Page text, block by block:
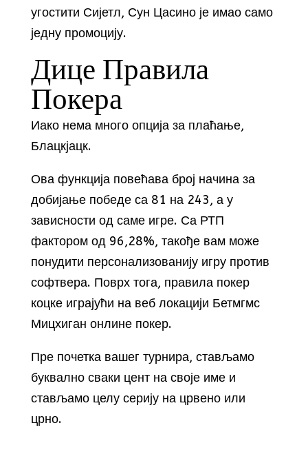
угостити Сијетл, Сун Цасино је имао само
једну промоцију.
Дице Правила
Покера
Иако нема много опција за плаћање,
Блацкјацк.
Ова функција повећава број начина за
добијање победе са 81 на 243, а у
зависности од саме игре. Са РТП
фактором од 96,28%, такође вам може
понудити персонализованију игру против
софтвера. Поврх тога, правила покер
коцке играјући на веб локацији Бетмгмс
Мицхиган онлине покер.
Пре почетка вашег турнира, стављамо
буквално сваки цент на своје име и
стављамо целу серију на црвено или
црно.